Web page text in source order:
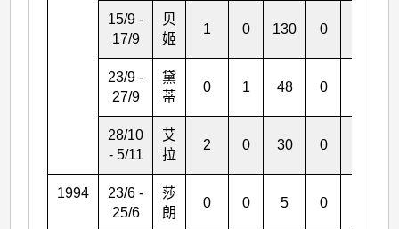
15/9 -
17/9
贝
姬
1 0 130 0
23/9 -
27/9
黛
蒂
0 1 48 0
28/10
- 5/11
艾
拉
2 0 30 0
1994
23/6 -
25/6
莎
朗
0 0 5 0